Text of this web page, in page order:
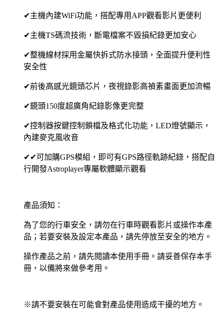
✔主機內建WiFi功能，搭配專用APP觀看影片更便利
✔主機TS碼流技術，斷電檔案不毀損紀錄更加安心
✔整機線材採用金屬快拆式防水接頭，全面提升便利性
安全性
✔前後高感光鏡頭芯片，夜視錄影高禎素畫面更加流暢
✔鏡頭150度超廣角紀錄影像更完整
✔控制器按鍵控制鎖檔及格式化功能，LED燈號顯示，
內建麥克風收音
✔✔可加購GPS模組，即可有GPS路徑軌跡紀錄，搭配自
行開發Astroplayer專屬軟體顯示觀看
產品須知：
為了您的行車安全，請勿在行車時觀看影片或操作本產
品；若要安裝及設定本產品，請先停放至安全的地方。
操作產品之前，請先閱讀本使用手冊。請妥善保存本手
冊，以備將來做參考用。
※請不要安裝在可能會對產品使用造成干擾的地方。